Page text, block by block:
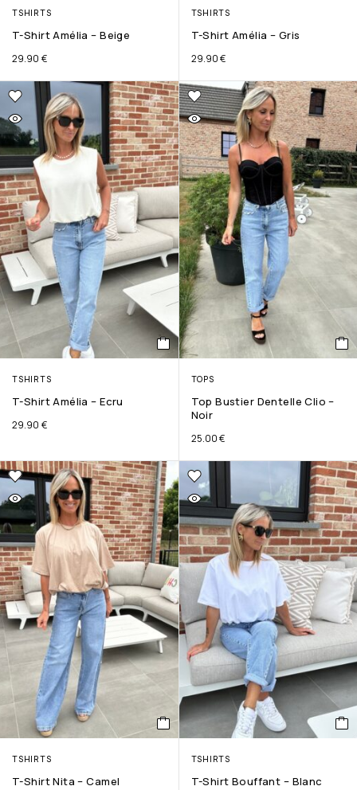
TSHIRTS
T-Shirt Amélia – Beige
29.90 €
TSHIRTS
T-Shirt Amélia – Gris
29.90€
TSHIRTS
T-Shirt Amélia – Ecru
29.90 €
TOPS
Top Bustier Dentelle Clio –
Noir
25.00€
TSHIRTS
T-Shirt Nita – Camel
TSHIRTS
T-Shirt Bouffant – Blanc